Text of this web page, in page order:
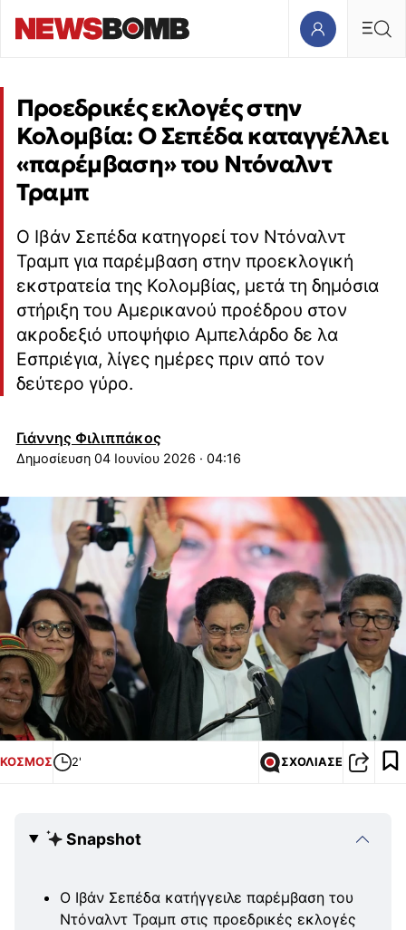
Προεδρικές εκλογές στην
Κολομβία: Ο Σεπέδα καταγγέλλει
«παρέμβαση» του Ντόναλντ
Τραμπ
Ο Ιβάν Σεπέδα κατηγορεί τον Ντόναλντ
Τραμπ για παρέμβαση στην προεκλογική
εκστρατεία της Κολομβίας, μετά τη δημόσια
στήριξη του Αμερικανού προέδρου στον
ακροδεξιό υποψήφιο Αμπελάρδο δε λα
Εσπριέγια, λίγες ημέρες πριν από τον
δεύτερο γύρο.
Γιάννης Φιλιππάκος
04 Ιουνίου 2026 · 04:16
ΚΟΣΜΟΣ 2' ΣΧΟΛΙΑΣΕ
Snapshot
Ο Ιβάν Σεπέδα κατήγγειλε παρέμβαση του
Ντόναλντ Τραμπ στις προεδρικές εκλογές